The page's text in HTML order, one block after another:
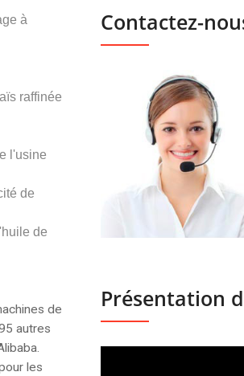
à
raffinée
l'usine
de
de
de
autres
les
Contactez-
Présentation